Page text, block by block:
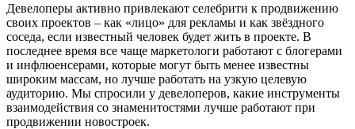
Девелоперы активно привлекают селебрити к продвижению
своих проектов – как «лицо» для рекламы и как звёздного
соседа, если известный человек будет жить в проекте. В
последнее время все чаще маркетологи работают с блогерами
и инфлюенсерами, которые могут быть менее известны
широким массам, но лучше работать на узкую целевую
аудиторию. Мы спросили у девелоперов, какие инструменты
взаимодействия со знаменитостями лучше работают при
продвижении новостроек.